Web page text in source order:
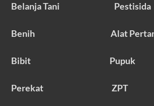
Belanja Tani Pestisida
Benih Alat
Bibit Pupuk
Perekat ZPT